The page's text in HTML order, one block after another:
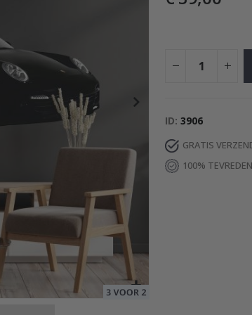
maat / Stripes green-cream
ID 3906
GRATIS
100%